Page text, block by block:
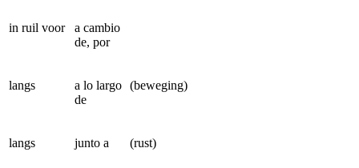
in ruil voor
a cambio
de, por
langs
a lo largo
de
(beweging)
langs junto a (rust)